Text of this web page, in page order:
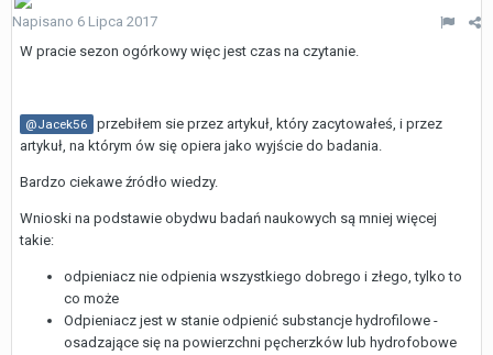
Napisano 6 Lipca 2017
W pracie sezon ogórkowy więc jest czas na czytanie.
@Jacek56
przebiłem sie przez artykuł, który zacytowałeś, i przez
artykuł, na którym ów się opiera jako wyjście do badania.
Bardzo ciekawe źródło wiedzy.
Wnioski na podstawie obydwu badań naukowych są mniej więcej
takie:
odpieniacz nie odpienia wszystkiego dobrego i złego, tylko to
co może
Odpieniacz jest w stanie odpienić substancje hydrofilowe -
osadzające się na powierzchni pęcherzków lub hydrofobowe